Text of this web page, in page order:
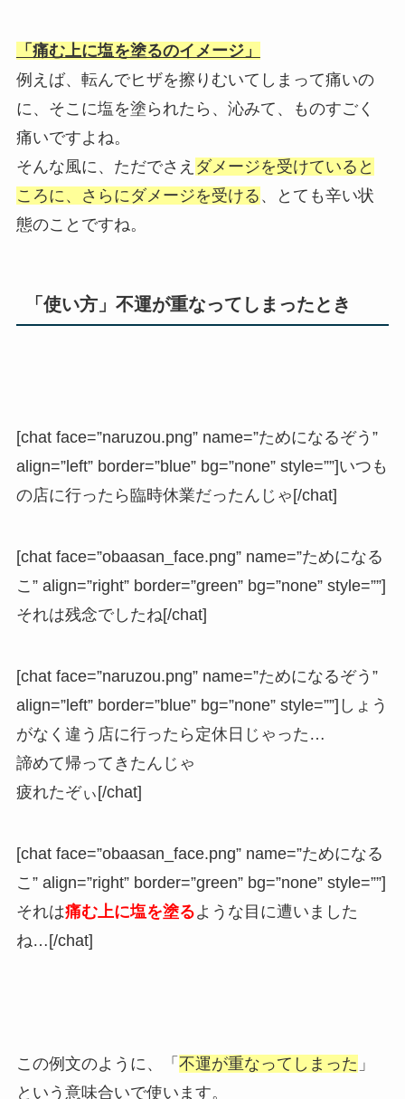
「痛む上に塩を塗るのイメージ」
例えば、転んでヒザを擦りむいてしまって痛いの
に、そこに塩を塗られたら、沁みて、ものすごく
痛いですよね。
そんな風に、ただでさえ ダメージを受けていると
ころに、さらにダメージを受ける 、とても辛い状
態のことですね。
「使い方」不運が重なってしまったとき
[chat face=”naruzou.png” name=”ためになるぞう”
align=”left” border=”blue” bg=”none” style=””]いつも
の店に行ったら臨時休業だったんじゃ[/chat]
[chat face=”obaasan_face.png” name=”ためになる
こ” align=”right” border=”green” bg=”none” style=””]
それは残念でしたね[/chat]
[chat face=”naruzou.png” name=”ためになるぞう”
align=”left” border=”blue” bg=”none” style=””]しょう
がなく違う店に行ったら定休日じゃった…
諦めて帰ってきたんじゃ
疲れたぞぃ[/chat]
[chat face=”obaasan_face.png” name=”ためになる
こ” align=”right” border=”green” bg=”none” style=””]
それは痛む上に塩を塗るような目に遭いました
ね…[/chat]
この例文のように、「 不運が重なってしまった 」
という意味合いで使います。